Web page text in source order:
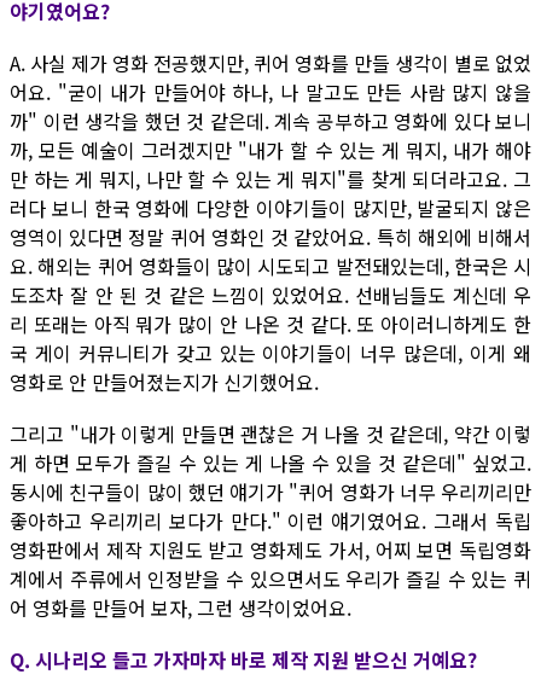
야기였어요?
A. 사실 제가 영화 전공했지만, 퀴어 영화를 만들 생각이 별로 없었
어요. "굳이 내가 만들어야 하나, 나 말고도 만든 사람 많지 않을
까" 이런 생각을 했던 것 같은데. 계속 공부하고 영화에 있다 보니
까, 모든 예술이 그러겠지만 "내가 할 수 있는 게 뭐지, 내가 해야
만 하는 게 뭐지, 나만 할 수 있는 게 뭐지"를 찾게 되더라고요. 그
러다 보니 한국 영화에 다양한 이야기들이 많지만, 발굴되지 않은
영역이 있다면 정말 퀴어 영화인 것 같았어요. 특히 해외에 비해서
요. 해외는 퀴어 영화들이 많이 시도되고 발전돼있는데, 한국은 시
도조차 잘 안 된 것 같은 느낌이 있었어요. 선배님들도 계신데 우
리 또래는 아직 뭐가 많이 안 나온 것 같다. 또 아이러니하게도 한
국 게이 커뮤니티가 갖고 있는 이야기들이 너무 많은데, 이게 왜
영화로 안 만들어졌는지가 신기했어요.
그리고 "내가 이렇게 만들면 괜찮은 거 나올 것 같은데, 약간 이렇
게 하면 모두가 즐길 수 있는 게 나올 수 있을 것 같은데" 싶었고.
동시에 친구들이 많이 했던 얘기가 "퀴어 영화가 너무 우리끼리만
좋아하고 우리끼리 보다가 만다." 이런 얘기였어요. 그래서 독립
영화판에서 제작 지원도 받고 영화제도 가서, 어찌 보면 독립영화
계에서 주류에서 인정받을 수 있으면서도 우리가 즐길 수 있는 퀴
어 영화를 만들어 보자, 그런 생각이었어요.
Q. 시나리오 들고 가자마자 바로 제작 지원 받으신 거예요?